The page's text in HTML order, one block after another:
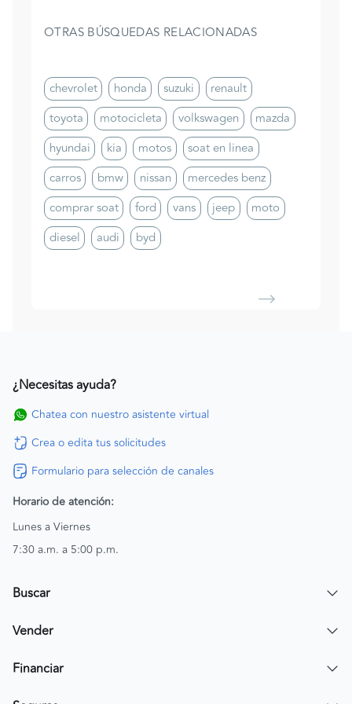
OTRAS BÚSQUEDAS RELACIONADAS
chevrolet honda suzuki
renault
toyota
motocicleta volkswagen
mazda
hyundai
kia motos
soat en linea
carros
bmw nissan
mercedes benz
comprar soat
ford vans jeep
moto
diesel
audi byd
¿Necesitas ayuda?
Chatea con nuestro asistente virtual
Crea o edita tus solicitudes
Formulario para selección de canales
Horario de atención:
Lunes a Viernes
7:30 a.m. a 5:00 p.m.
Buscar
Encuentra un carro
Vender
Publicar mi vehículo
Financiar